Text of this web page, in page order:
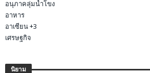
อนุภาคลุ่มน้ำโขง
อาหาร
อาเซียน +3
เศรษฐกิจ
นิยาม